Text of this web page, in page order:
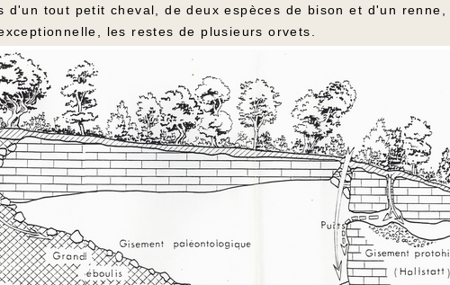
d'un tout petit cheval, de deux espèces de bison et d'un
les restes de plusieurs orvets.